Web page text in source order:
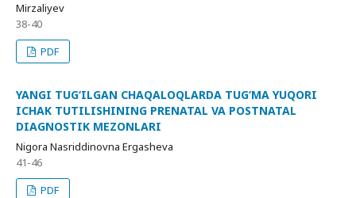
Mirzaliyev
38-40
PDF
YANGI TUG‘ILGAN CHAQALOQLARDA TUG‘MA YUQORI
ICHAK TUTILISHINING PRENATAL VA POSTNATAL
DIAGNOSTIK MEZONLARI
Nigora Nasriddinovna Ergasheva
41-46
PDF